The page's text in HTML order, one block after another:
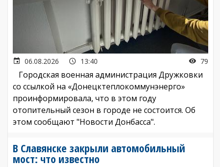
06.08.2026 13:40 79
Городская военная администрация Дружковки
со ссылкой на «Донецктеплокоммунэнерго»
проинформировала, что в этом году
отопительный сезон в городе не состоится. Об
этом сообщают "Новости Донбасса".
В Славянске закрыли автомобильный
мост: что известно